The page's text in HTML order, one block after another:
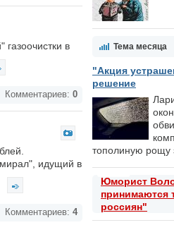
Тема месяца
"Акция
решение
тополиную рощу
Юморист
принимаются
россиян"
в
Комментариев: 0
идущий в
Комментариев: 4